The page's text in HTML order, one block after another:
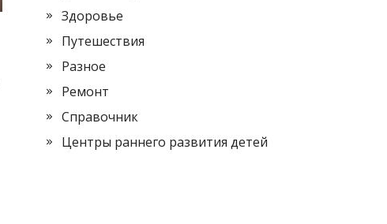
Здоровье
Путешествия
Разное
Ремонт
Справочник
Центры раннего развития детей